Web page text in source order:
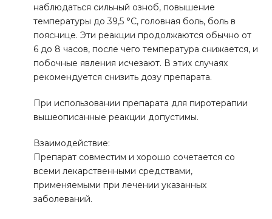
наблюдаться сильный озноб, повышение
температуры до 39,5 °С, головная боль, боль в
пояснице. Эти реакции продолжаются обычно от
6 до 8 часов, после чего температура снижается, и
побочные явления исчезают. В этих случаях
рекомендуется снизить дозу препарата.
При использовании препарата для пиротерапии
вышеописанные реакции допустимы.
Взаимодействие:
Препарат совместим и хорошо сочетается со
всеми лекарственными средствами,
применяемыми при лечении указанных
заболеваний.